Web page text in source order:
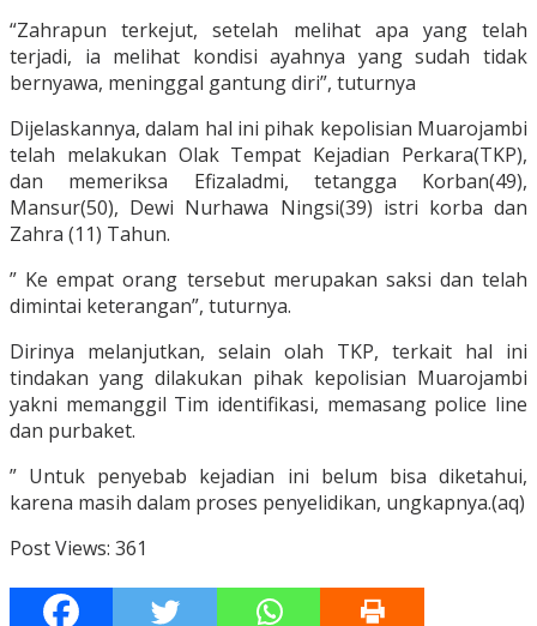
“Zahrapun terkejut, setelah melihat apa yang telah
terjadi, ia melihat kondisi ayahnya yang sudah tidak
bernyawa, meninggal gantung diri”, tuturnya
Dijelaskannya, dalam hal ini pihak kepolisian Muarojambi
telah melakukan Olak Tempat Kejadian Perkara(TKP),
dan memeriksa Efizaladmi, tetangga Korban(49),
Mansur(50), Dewi Nurhawa Ningsi(39) istri korba dan
Zahra (11) Tahun.
” Ke empat orang tersebut merupakan saksi dan telah
dimintai keterangan”, tuturnya.
Dirinya melanjutkan, selain olah TKP, terkait hal ini
tindakan yang dilakukan pihak kepolisian Muarojambi
yakni memanggil Tim identifikasi, memasang police line
dan purbaket.
” Untuk penyebab kejadian ini belum bisa diketahui,
karena masih dalam proses penyelidikan, ungkapnya.(aq)
Post Views: 361